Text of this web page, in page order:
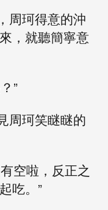
周珂得意的沖
，就聽簡寧意
”
周珂笑瞇瞇的
空啦，反正之
吃。”